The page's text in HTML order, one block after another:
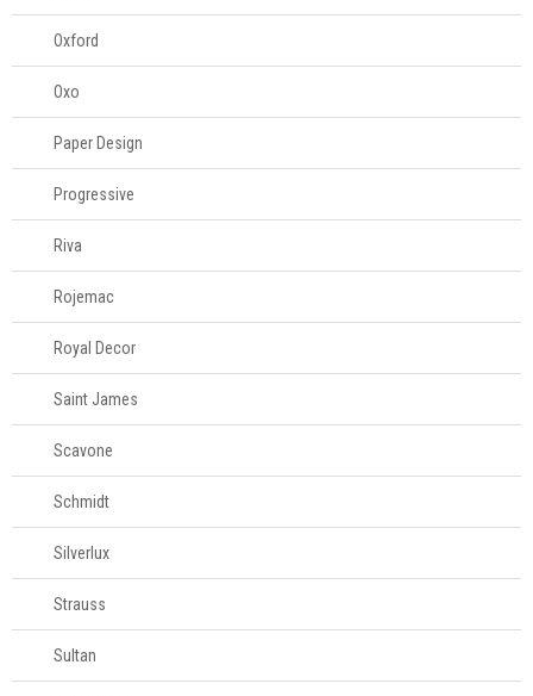
Oxford
Oxo
Paper Design
Progressive
Riva
Rojemac
Royal Decor
Saint James
Scavone
Schmidt
Silverlux
Strauss
Sultan